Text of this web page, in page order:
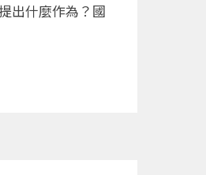
出什麼作為？國